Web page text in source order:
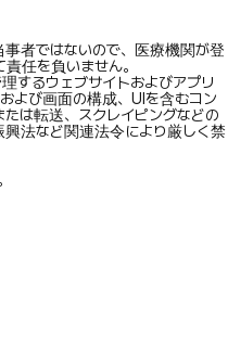
者ではないので、医療機関が登
任を負いません。
するウェブサイトおよびアプリ
よび画面の構成、UIを含むコン
は転送、スクレイピングなどの
法など関連法令により厳しく禁